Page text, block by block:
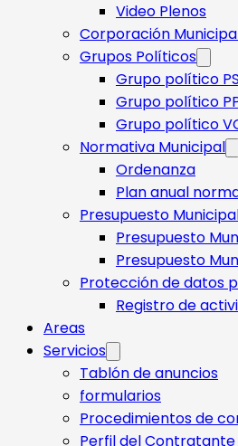
Video Plenos
Corporación
Grupos Políticos
Grupo político
Grupo político
Grupo político
Normativa Municipal
Ordenanza
Plan anual
Presupuesto
Presupuesto
Presupuesto
Protección de datos
Registro de
Areas
Servicios
Tablón de anuncios
formularios
Procedimientos de
Perfil del Contratante